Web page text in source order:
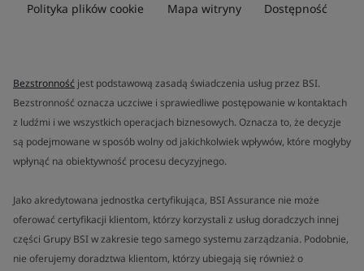
Polityka plików cookie Mapa witryny Dostępność
Bezstronność jest podstawową zasadą świadczenia usług przez BSI.
Bezstronność oznacza uczciwe i sprawiedliwe postępowanie w kontaktach
z ludźmi i we wszystkich operacjach biznesowych. Oznacza to, że decyzje
są podejmowane w sposób wolny od jakichkolwiek wpływów, które mogłyby
wpłynąć na obiektywność procesu decyzyjnego.
Jako akredytowana jednostka certyfikująca, BSI Assurance nie może
oferować certyfikacji klientom, którzy korzystali z usług doradczych innej
części Grupy BSI w zakresie tego samego systemu zarządzania. Podobnie,
nie oferujemy doradztwa klientom, którzy ubiegają się również o